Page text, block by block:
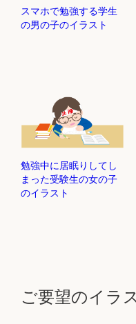
スマホで勉強する学生
の男の子のイラスト
勉強中に居眠りしてし
まった受験生の女の子
のイラスト
ご要望のイラ